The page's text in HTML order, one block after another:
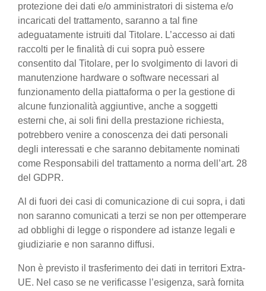
protezione dei dati e/o amministratori di sistema e/o
incaricati del trattamento, saranno a tal fine
adeguatamente istruiti dal Titolare. L’accesso ai dati
raccolti per le finalità di cui sopra può essere
consentito dal Titolare, per lo svolgimento di lavori di
manutenzione hardware o software necessari al
funzionamento della piattaforma o per la gestione di
alcune funzionalità aggiuntive, anche a soggetti
esterni che, ai soli fini della prestazione richiesta,
potrebbero venire a conoscenza dei dati personali
degli interessati e che saranno debitamente nominati
come Responsabili del trattamento a norma dell’art. 28
del GDPR.
Al di fuori dei casi di comunicazione di cui sopra, i dati
non saranno comunicati a terzi se non per ottemperare
ad obblighi di legge o rispondere ad istanze legali e
giudiziarie e non saranno diffusi.
Non è previsto il trasferimento dei dati in territori Extra-
UE. Nel caso se ne verificasse l’esigenza, sarà fornita